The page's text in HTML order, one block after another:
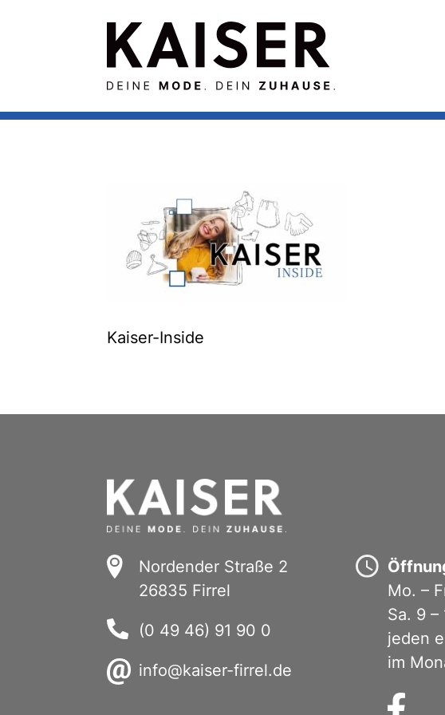
Kaiser-Inside
Nordender Straße 2
26835 Firrel
(0 49 46) 91 90 0
info@kaiser-firrel.de
Mo. –
Sa. 9 –
jeden
im